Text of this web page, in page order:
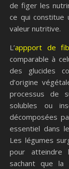
de figer les
ce qui constitue
valeur nutritive.
L’appport de
comparable à
des glucides
d’origine
processus de
solubles ou
décomposées
essentiel dans
Les légumes
pour atteindre
sachant que la